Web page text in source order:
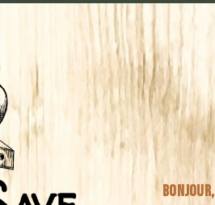
Bonjour,